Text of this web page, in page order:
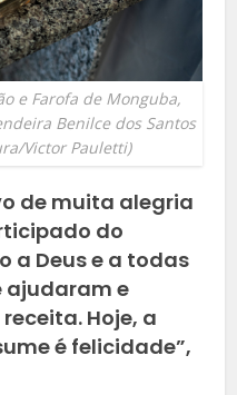
e Farofa de Monguba,
Benilce dos Santos
Victor Pauletti)
de muita alegria
do
a Deus e a todas
ajudaram e
Hoje, a
é felicidade”,